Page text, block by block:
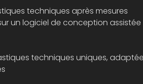
techniques après mesures
un logiciel de conception assistée
techniques uniques,